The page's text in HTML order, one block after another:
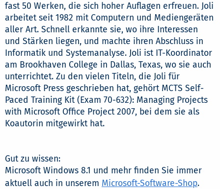
fast 50 Werken, die sich hoher Auflagen erfreuen. Joli
arbeitet seit 1982 mit Computern und Mediengeräten
aller Art. Schnell erkannte sie, wo ihre Interessen
und Stärken liegen, und machte ihren Abschluss in
Informatik und Systemanalyse. Joli ist IT-Koordinator
am Brookhaven College in Dallas, Texas, wo sie auch
unterrichtet. Zu den vielen Titeln, die Joli für
Microsoft Press geschrieben hat, gehört MCTS Self-
Paced Training Kit (Exam 70-632): Managing Projects
with Microsoft Office Project 2007, bei dem sie als
Koautorin mitgewirkt hat.
Gut zu wissen:
Microsoft Windows 8.1 und mehr finden Sie immer
aktuell auch in unserem Microsoft-Software-Shop.